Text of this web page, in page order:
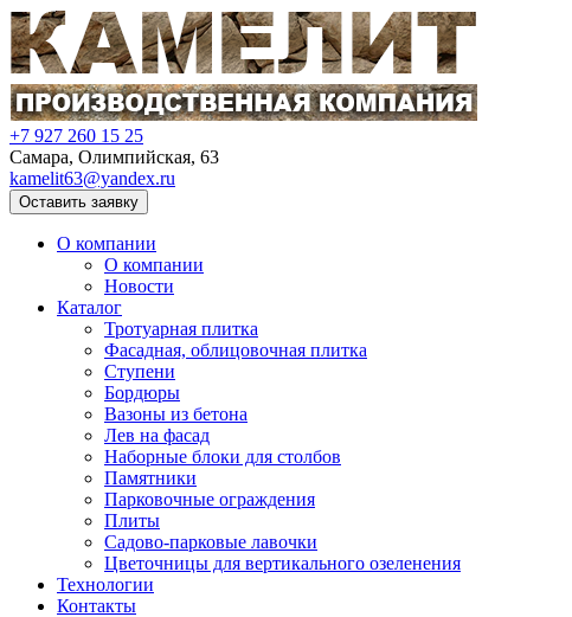
+7 927 260 15 25
Самара, Олимпийская, 63
kamelit63@yandex.ru
Оставить заявку
О компании
О компании
Новости
Каталог
Тротуарная плитка
Фасадная, облицовочная плитка
Ступени
Бордюры
Вазоны из бетона
Лев на фасад
Наборные блоки для столбов
Памятники
Парковочные ограждения
Плиты
Садово-парковые лавочки
Цветочницы для вертикального озеленения
Технологии
Контакты